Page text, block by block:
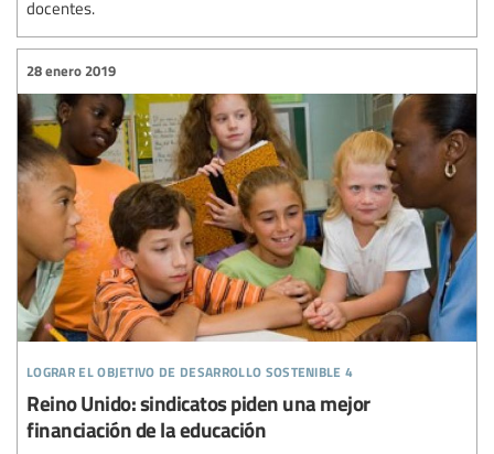
docentes.
lograr el objetivo de desarrollo sostenible 4
28 enero 2019
Reino Unido: sindicatos piden una mejor
financiación de la educación